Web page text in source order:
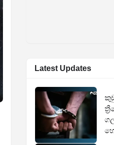
Latest Updates